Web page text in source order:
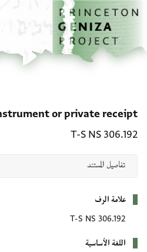
إلى المحتوى الرئيسي
الرئيسية
or private receipt
T-S NS 306.192
علامة الرف
T-S NS 306.192
اللغة الأساسية